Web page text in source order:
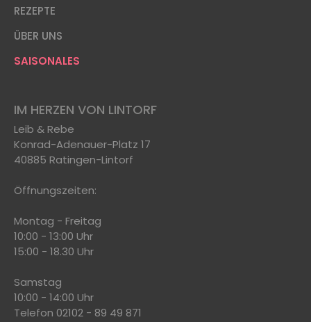
REZEPTE
ÜBER UNS
SAISONALES
IM HERZEN VON LINTORF
Leib & Rebe
Konrad-Adenauer-Platz 17
40885 Ratingen-Lintorf
Öffnungszeiten:
Montag - Freitag
10:00 - 13:00 Uhr
15:00 - 18.30 Uhr
Samstag
10:00 - 14:00 Uhr
Telefon 02102 - 89 49 871